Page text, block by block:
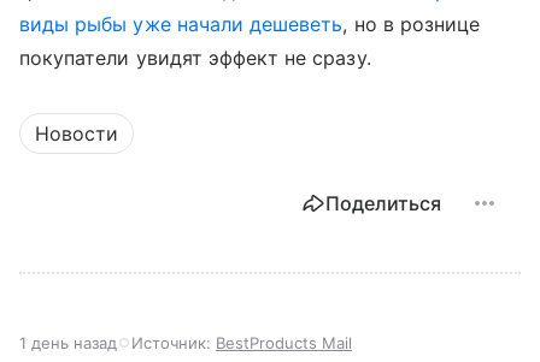
виды рыбы уже начали дешеветь, но в рознице
покупатели увидят эффект не сразу.
Новости
Поделиться
1 день назад Источник: BestProducts Mail